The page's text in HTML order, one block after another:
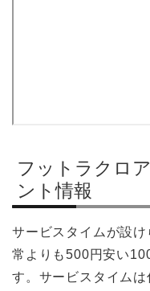
フットラクロ
ント情報
サービスタイムが設
常よりも500円安い
す。サービスタイム